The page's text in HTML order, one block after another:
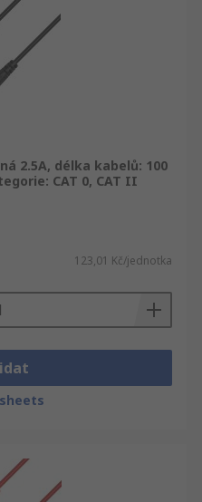
2.5A, délka kabelů: 100
CAT 0, CAT II
123,01 Kč/jednotka